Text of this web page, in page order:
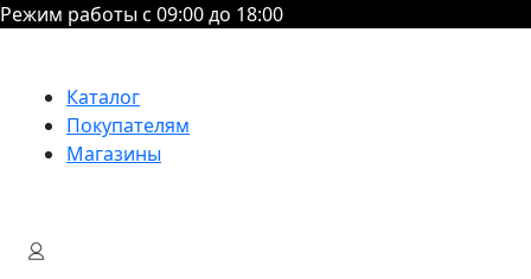
Режим работы с 09:00 до 18:00
Каталог
Покупателям
Магазины